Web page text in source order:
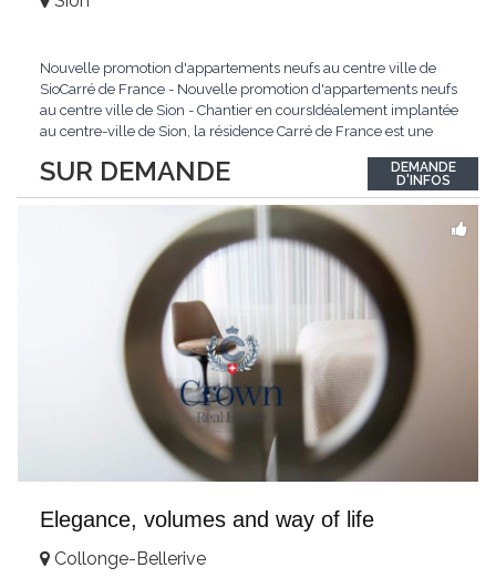
SUR DEMANDE
Nouvelle promotion d'appartements neufs au centre ville de
SioCarré de France - Nouvelle promotion d'appartements neufs
au centre ville de Sion - Chantier en coursIdéalement implantée
au centre-ville de Sion, la résidence Carré de France est une
contemporaine, qualité de vie et emplacement privilégié.Ce
projet d'envergure comprend 38...
DEMANDE
D'INFOS
Elegance, volumes and way of life
Collonge-Bellerive